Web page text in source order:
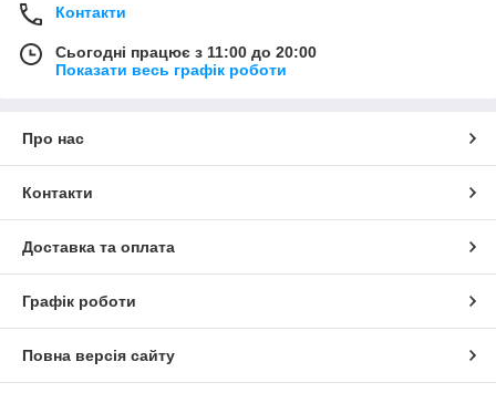
Контакти
Сьогодні працює з 11:00 до 20:00
Показати весь графік роботи
Про нас
Контакти
Доставка та оплата
Графік роботи
Повна версія сайту